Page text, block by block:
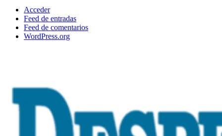
Acceder
Feed de entradas
Feed de comentarios
WordPress.org